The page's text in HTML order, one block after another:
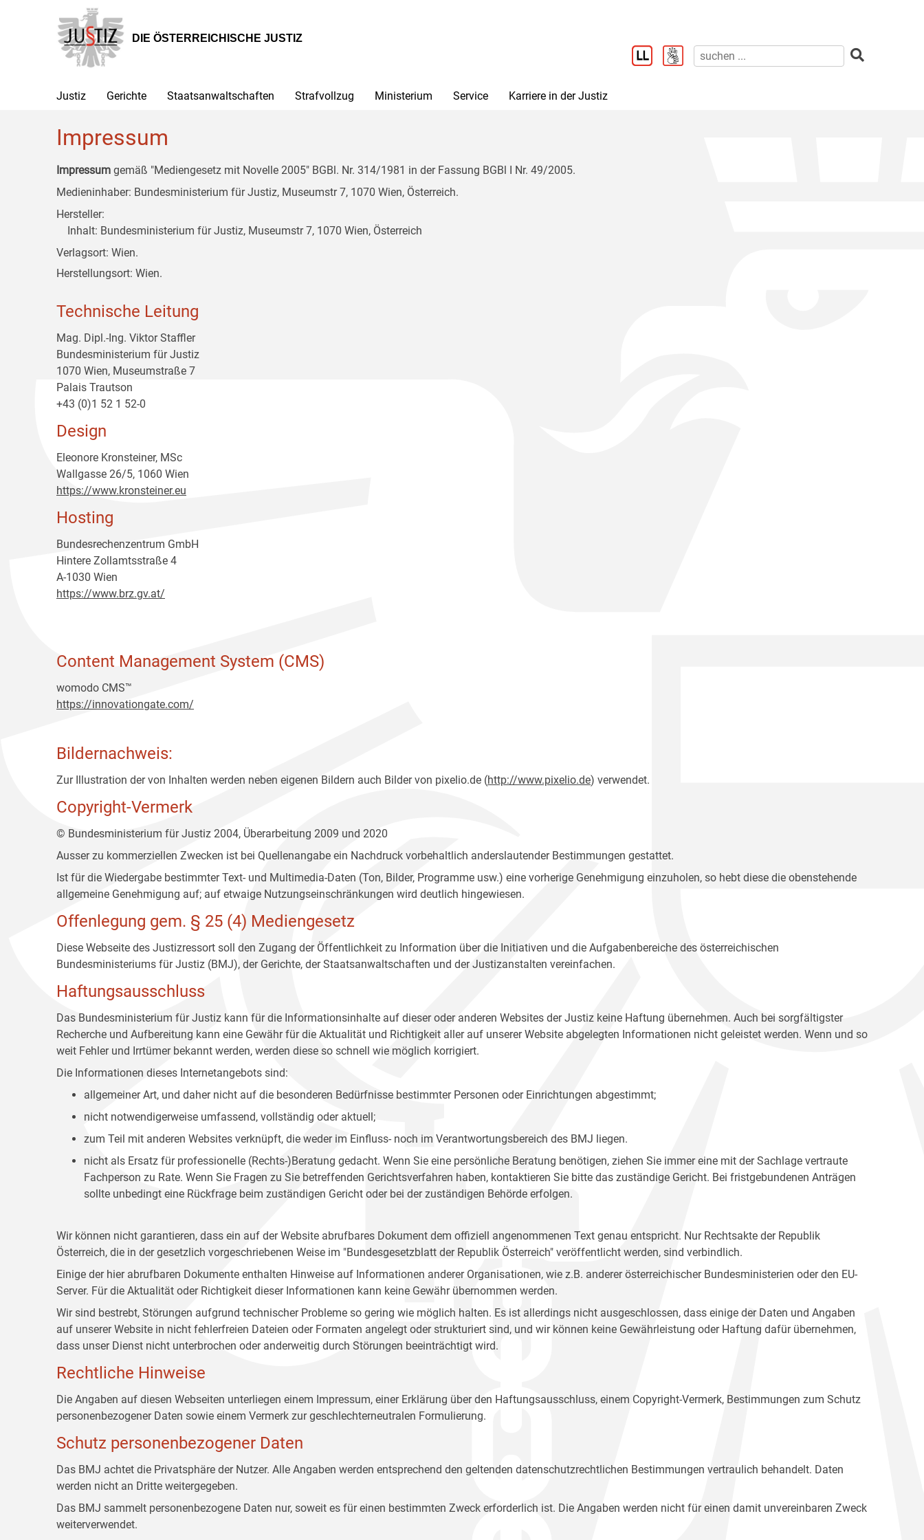
Hauptnavigation
[1]
Inhalt
[2]
Untermenü
[3]
DIE ÖSTERREICHISCHE JUSTIZ
Justiz Gerichte Staatsanwaltschaften Strafvollzug Ministerium Service Karriere in der Justiz
Impressum
Impressum gemäß "Mediengesetz mit Novelle 2005" BGBl. Nr. 314/1981 in der Fassung BGBl I Nr. 49/2005.
Medieninhaber: Bundesministerium für Justiz, Museumstr 7, 1070 Wien, Österreich.
Hersteller:
Inhalt: Bundesministerium für Justiz, Museumstr 7, 1070 Wien, Österreich
Verlagsort: Wien.
Herstellungsort: Wien.
Technische Leitung
Mag. Dipl.-Ing. Viktor Staffler
Bundesministerium für Justiz
1070 Wien, Museumstraße 7
Palais Trautson
+43 (0)1 52 1 52-0
Design
Eleonore Kronsteiner, MSc
Wallgasse 26/5, 1060 Wien
https://www.kronsteiner.eu
Hosting
Bundesrechenzentrum GmbH
Hintere Zollamtsstraße 4
A-1030 Wien
https://www.brz.gv.at/
Content Management System (CMS)
womodo CMS™
https://innovationgate.com/
Bildernachweis:
Zur Illustration der von Inhalten werden neben eigenen Bildern auch Bilder von pixelio.de (http://www.pixelio.de) verwendet.
Copyright-Vermerk
© Bundesministerium für Justiz 2004, Überarbeitung 2009 und 2020
Ausser zu kommerziellen Zwecken ist bei Quellenangabe ein Nachdruck vorbehaltlich anderslautender Bestimmungen gestattet.
Ist für die Wiedergabe bestimmter Text- und Multimedia-Daten (Ton, Bilder, Programme usw.) eine vorherige Genehmigung einzuholen, so hebt diese die obenstehende
allgemeine Genehmigung auf; auf etwaige Nutzungseinschränkungen wird deutlich hingewiesen.
Offenlegung gem. § 25 (4) Mediengesetz
Diese Webseite des Justizressort soll den Zugang der Öffentlichkeit zu Information über die Initiativen und die Aufgabenbereiche des österreichischen
Bundesministeriums für Justiz (BMJ), der Gerichte, der Staatsanwaltschaften und der Justizanstalten vereinfachen.
Haftungsausschluss
Das Bundesministerium für Justiz kann für die Informationsinhalte auf dieser oder anderen Websites der Justiz keine Haftung übernehmen. Auch bei sorgfältigster
Recherche und Aufbereitung kann eine Gewähr für die Aktualität und Richtigkeit aller auf unserer Website abgelegten Informationen nicht geleistet werden. Wenn und so
weit Fehler und Irrtümer bekannt werden, werden diese so schnell wie möglich korrigiert.
Die Informationen dieses Internetangebots sind:
allgemeiner Art, und daher nicht auf die besonderen Bedürfnisse bestimmter Personen oder Einrichtungen abgestimmt;
nicht notwendigerweise umfassend, vollständig oder aktuell;
zum Teil mit anderen Websites verknüpft, die weder im Einfluss- noch im Verantwortungsbereich des BMJ liegen.
nicht als Ersatz für professionelle (Rechts-)Beratung gedacht. Wenn Sie eine persönliche Beratung benötigen, ziehen Sie immer eine mit der Sachlage vertraute
Fachperson zu Rate. Wenn Sie Fragen zu Sie betreffenden Gerichtsverfahren haben, kontaktieren Sie bitte das zuständige Gericht. Bei fristgebundenen Anträgen
sollte unbedingt eine Rückfrage beim zuständigen Gericht oder bei der zuständigen Behörde erfolgen.
Wir können nicht garantieren, dass ein auf der Website abrufbares Dokument dem offiziell angenommenen Text genau entspricht. Nur Rechtsakte der Republik
Österreich, die in der gesetzlich vorgeschriebenen Weise im "Bundesgesetzblatt der Republik Österreich" veröffentlicht werden, sind verbindlich.
Einige der hier abrufbaren Dokumente enthalten Hinweise auf Informationen anderer Organisationen, wie z.B. anderer österreichischer Bundesministerien oder den EU-
Server. Für die Aktualität oder Richtigkeit dieser Informationen kann keine Gewähr übernommen werden.
Wir sind bestrebt, Störungen aufgrund technischer Probleme so gering wie möglich halten. Es ist allerdings nicht ausgeschlossen, dass einige der Daten und Angaben
auf unserer Website in nicht fehlerfreien Dateien oder Formaten angelegt oder strukturiert sind, und wir können keine Gewährleistung oder Haftung dafür übernehmen,
dass unser Dienst nicht unterbrochen oder anderweitig durch Störungen beeinträchtigt wird.
Rechtliche Hinweise
Die Angaben auf diesen Webseiten unterliegen einem Impressum, einer Erklärung über den Haftungsausschluss, einem Copyright-Vermerk, Bestimmungen zum Schutz
personenbezogener Daten sowie einem Vermerk zur geschlechterneutralen Formulierung.
Schutz personenbezogener Daten
Das BMJ achtet die Privatsphäre der Nutzer. Alle Angaben werden entsprechend den geltenden datenschutzrechtlichen Bestimmungen vertraulich behandelt. Daten
werden nicht an Dritte weitergegeben.
Das BMJ sammelt personenbezogene Daten nur, soweit es für einen bestimmten Zweck erforderlich ist. Die Angaben werden nicht für einen damit unvereinbaren Zweck
weiterverwendet.